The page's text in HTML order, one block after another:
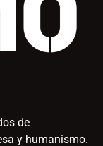
de
y humanismo.